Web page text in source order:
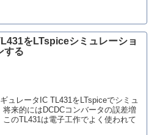
をLTspiceシミュレーショ
する
ュレータIC TL431をLTspiceでシミュ
来的にはDCDCコンバータの誤差増
のTL431は電子工作でよく使われて